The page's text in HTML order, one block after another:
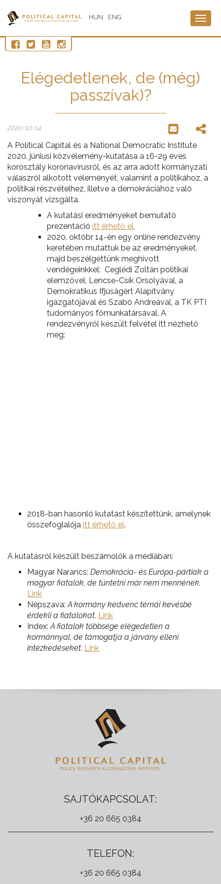
HUN ENG
Elégedetlenek, de (még)
passzívak)?
2020-10-14
A Political Capital és a National Democratic Institute
2020. júniusi közvélemény-kutatása a 16-29 éves
korosztály koronavírusról, és az arra adott kormányzati
válaszról alkotott véleményét, valamint a politikához, a
politikai részvételhez, illetve a demokráciához való
viszonyát vizsgálta.
A kutatási eredményeket bemutató
prezentáció itt érhető el.
2020. októbr 14-én egy online rendezvény
keretében mutattuk be az eredményeket,
majd beszélgettünk meghívott
vendégeinkkel: Ceglédi Zoltán politikai
elemzővel, Lencse-Csík Orsolyával, a
Demokratikus Ifjúságért Alapítvány
igazgatójával és Szabó Andreával, a TK PTI
tudományos főmunkatársával. A
rendezvényről készült felvétel itt nézhető
meg:
2018-ban hasonló kutatást készítettünk, amelynek
összefoglalója itt érhető el.
A kutatásról készült beszámolók a médiában:
Magyar Narancs: Demokrácia- és Európa-pártiak a
magyar fiatalok, de tüntetni már nem mennének.
Link
Népszava:A kormány kedvenc témái kevésbé
érdekli a fiatalokat. Link
Index:A fiatalok többsége elégedetlen a
kormánnyal, de támogatja a járvány elleni
intézkedéseket. Link
SAJTÓKAPCSOLAT:
+36 20 665 0384
TELEFON:
+36 20 665 0384